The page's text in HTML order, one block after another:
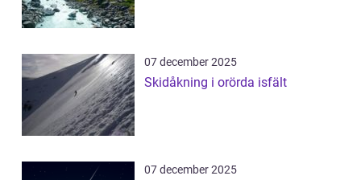
07 december 2025
Skidåkning i orörda isfält
07 december 2025